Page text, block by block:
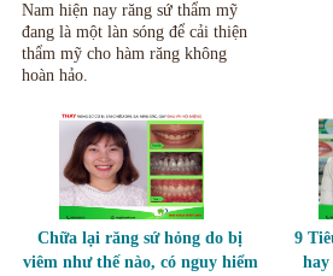
Nam hiện nay răng sứ thẩm mỹ
đang là một làn sóng để cải thiện
thẩm mỹ cho hàm răng không
hoàn hảo.
Chữa lại răng sứ hỏng do bị
viêm như thế nào, có nguy hiểm
9
hay